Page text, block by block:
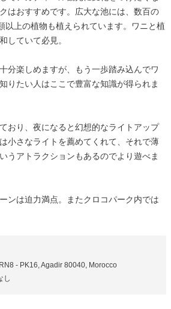
はおすすめです。広大な池には、数百の
以上の植物も植えられています。ワニと植
していて必見。
分楽しめますが、もう一歩踏み込んでワ
りたい人はここで豊富な知識が得られま
おり、夜になると幻想的なライトアップ
小さなライトを薦めてくれて、それで薄
うアトラクションもあるのでより遊べま
ンは迫力満点。またクロコパーク内では
- PK16, Agadir 80040, Morocco
し